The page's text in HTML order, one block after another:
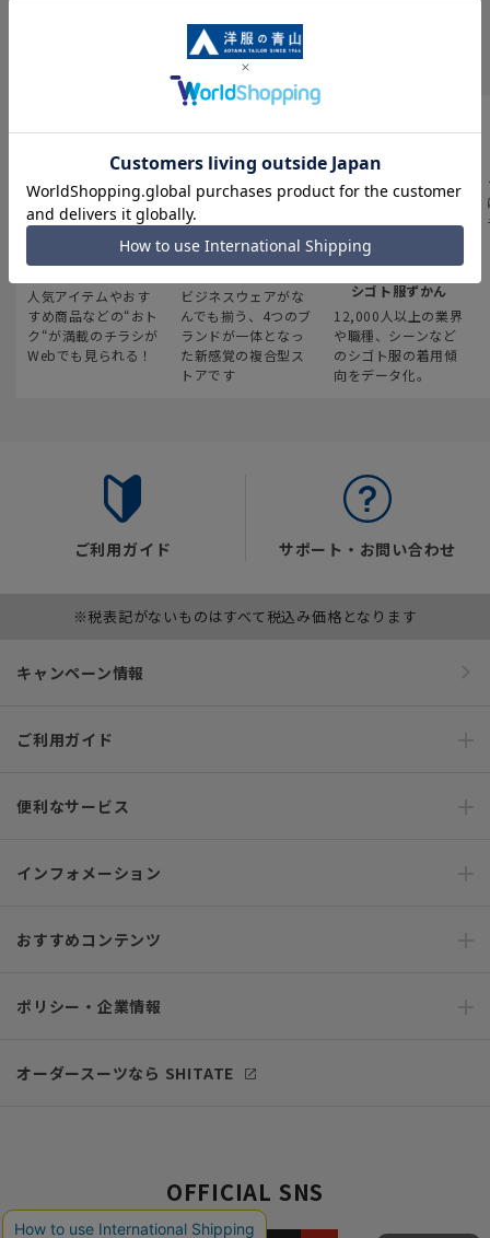
INFORMATION
最新のお買い得情報
人気アイテムやおす
すめ商品などの“おト
ク“が満載のチラシが
Webでも見られる！
スーツスクエア
ビジネスウェアがな
んでも揃う、4つのブ
ランドが一体となっ
た新感覚の複合型ス
トアです
みんなの
シゴト服ずかん
12,000人以上の業界
や職種、シーンなど
のシゴト服の着用傾
向をデータ化。
ご利用ガイド サポート・お問い合わせ
※税表記がないものはすべて税込み価格となります
キャンペーン情報
ご利用ガイド
便利なサービス
インフォメーション
おすすめコンテンツ
ポリシー・企業情報
オーダースーツなら SHITATE
OFFICIAL SNS